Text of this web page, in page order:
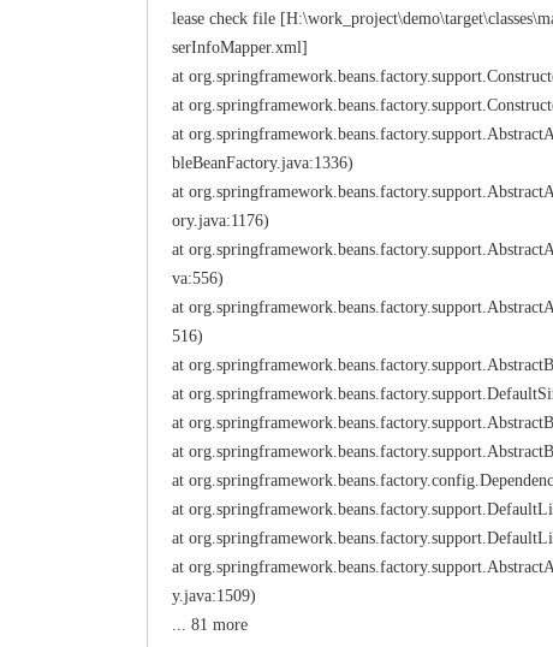
lease check file
serInfoMapper.xml]
at
at
at
bleBeanFactory.java:1336)
at
ory.java:1176)
at
va:556)
at
516)
at
at
at
at
at
at
at
at
y.java:1509)
... 81 more